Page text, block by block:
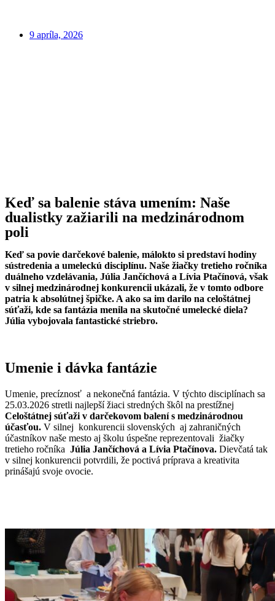
9 apríla, 2026
Keď sa balenie stáva umením: Naše
dualistky zažiarili na medzinárodnom
poli
Keď sa povie darčekové balenie, málokto si predstaví hodiny
sústredenia a umeleckú disciplínu. Naše žiačky tretieho ročníka
duálneho vzdelávania, Júlia Jančíchová a Lívia Ptačínová, však
v silnej medzinárodnej konkurencii ukázali, že v tomto odbore
patria k absolútnej špičke. A ako sa im darilo na celoštátnej
súťaži, kde sa fantázia menila na skutočné umelecké diela?
Júlia vybojovala fantastické striebro.
Umenie i dávka fantázie
Umenie, precíznosť a nekonečná fantázia. V týchto disciplínach sa
25.03.2026 stretli najlepší žiaci stredných škôl na prestížnej
Celoštátnej súťaži v darčekovom balení s medzinárodnou
účasťou. V silnej konkurencii slovenských aj zahraničných
účastníkov naše mesto aj školu úspešne reprezentovali žiačky
tretieho ročníka Júlia Jančíchová a Lívia Ptačínova. Dievčatá tak
v silnej konkurencii potvrdili, že poctivá príprava a kreativita
prinášajú svoje ovocie.